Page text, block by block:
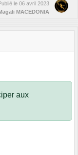
le 06 avril 2023
MACEDONIA
aux